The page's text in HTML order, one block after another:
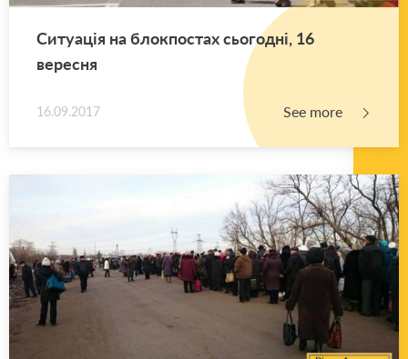
Ситуація на блокпостах сьогодні, 16
вересня
16.09.2017 See more